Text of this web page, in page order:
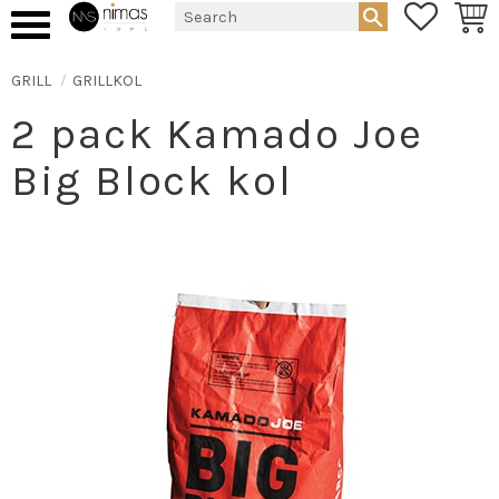
GRILL GRILLKOL
2 pack Kamado Joe
Big Block kol